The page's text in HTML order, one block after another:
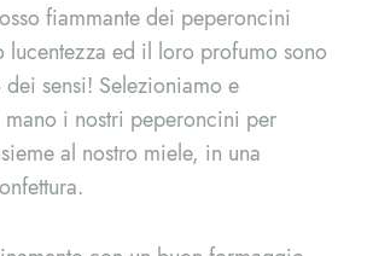
fiammante dei peperoncini
ed il loro profumo sono
sensi! Selezioniamo e
i nostri peperoncini per
al nostro miele, in una